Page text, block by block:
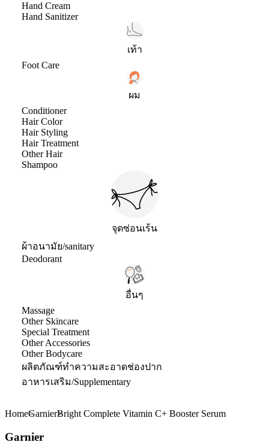
Hand Cream
Hand Sanitizer
เท้า
Foot Care
ผม
Conditioner
Hair Color
Hair Styling
Hair Treatment
Other Hair
Shampoo
จุดซ่อนเร้น
ผ้าอนามัย/sanitary
Deodorant
อื่นๆ
Massage
Other Skincare
Special Treatment
Other Accessories
Other Bodycare
ผลิตภัณฑ์ทำความสะอาดช่องปาก
อาหารเสริม/Supplementary
HomeGarnierBright Complete Vitamin C+ Booster Serum
Garnier